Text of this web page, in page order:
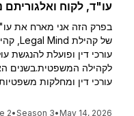
עו"ד, לקוח ואלגוריתם
בפרק הזה אני מארח את
עורכי דין ופועלת להנגשת
לקהילה המשפטית.בשנים
עורכי דין ומחלקות
May 14, 2026
•
Season 3
•
2